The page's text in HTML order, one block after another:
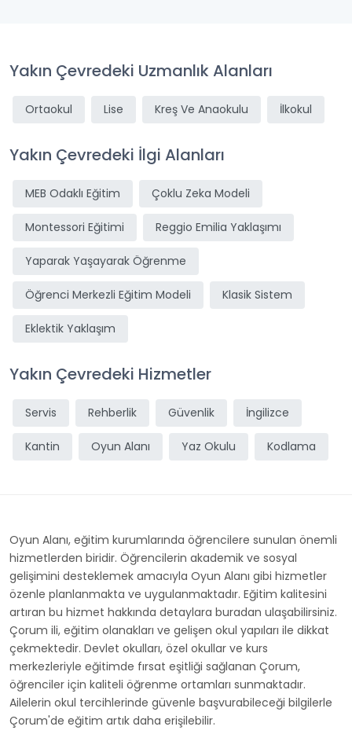
Yakın Çevredeki Uzmanlık Alanları
Ortaokul Lise Kreş Ve Anaokulu İlkokul
Yakın Çevredeki İlgi Alanları
MEB Odaklı Eğitim Çoklu Zeka Modeli
Montessori Eğitimi Reggio Emilia Yaklaşımı
Yaparak Yaşayarak Öğrenme
Öğrenci Merkezli Eğitim Modeli Klasik Sistem
Eklektik Yaklaşım
Yakın Çevredeki Hizmetler
Servis Rehberlik Güvenlik İngilizce
Kantin Oyun Alanı Yaz Okulu Kodlama
Oyun Alanı, eğitim kurumlarında öğrencilere sunulan önemli
hizmetlerden biridir. Öğrencilerin akademik ve sosyal
gelişimini desteklemek amacıyla Oyun Alanı gibi hizmetler
özenle planlanmakta ve uygulanmaktadır. Eğitim kalitesini
artıran bu hizmet hakkında detaylara buradan ulaşabilirsiniz.
Çorum ili, eğitim olanakları ve gelişen okul yapıları ile dikkat
çekmektedir. Devlet okulları, özel okullar ve kurs
merkezleriyle eğitimde fırsat eşitliği sağlanan Çorum,
öğrenciler için kaliteli öğrenme ortamları sunmaktadır.
Ailelerin okul tercihlerinde güvenle başvurabileceği bilgilerle
Çorum'de eğitim artık daha erişilebilir.